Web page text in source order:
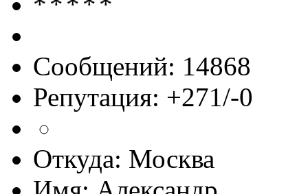
Сообщений: 14868
Репутация: +271/-0
Откуда: Москва